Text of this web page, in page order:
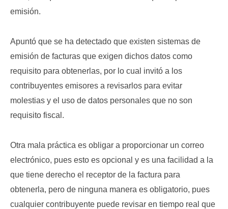
emisión.
Apuntó que se ha detectado que existen sistemas de
emisión de facturas que exigen dichos datos como
requisito para obtenerlas, por lo cual invitó a los
contribuyentes emisores a revisarlos para evitar
molestias y el uso de datos personales que no son
requisito fiscal.
Otra mala práctica es obligar a proporcionar un correo
electrónico, pues esto es opcional y es una facilidad a la
que tiene derecho el receptor de la factura para
obtenerla, pero de ninguna manera es obligatorio, pues
cualquier contribuyente puede revisar en tiempo real que